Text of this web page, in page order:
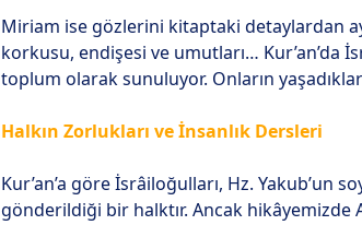
Miriam ise gözlerini kitaptaki detaylardan
korkusu, endişesi ve umutları… Kur’an’da
toplum olarak sunuluyor. Onların
Halkın Zorlukları ve İnsanlık Dersleri
Kur’an’a göre İsrâiloğulları, Hz.
gönderildiği bir halktır. Ancak